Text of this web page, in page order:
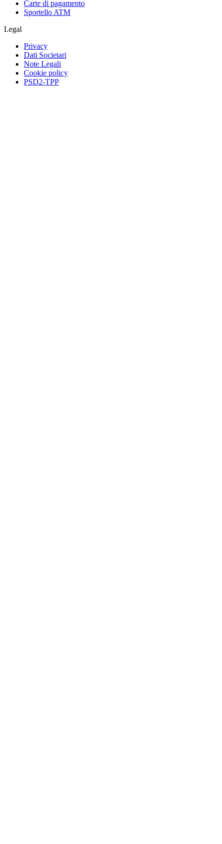
Carte di pagamento
Sportello ATM
Legal
Privacy
Dati Societari
Note Legali
Cookie policy
PSD2-TPP